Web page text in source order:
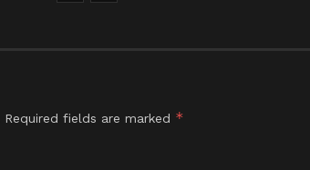
Required fields are marked *